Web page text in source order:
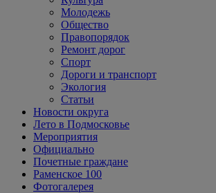
Молодежь
Общество
Правопорядок
Ремонт дорог
Спорт
Дороги и транспорт
Экология
Статьи
Новости округа
Лето в Подмосковье
Мероприятия
Официально
Почетные граждане
Раменское 100
Фотогалерея